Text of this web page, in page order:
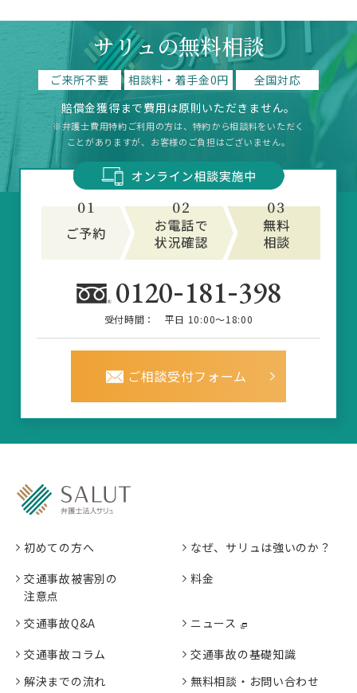
サリュの無料相談
ご来所不要 相談料・着手金0円
全国対応
賠償金獲得まで費用は原則いただきません。
※弁護士費用特約ご利用の方は、特約から相談料をいただく
ことがありますが、お客様のご負担はございません。
0120-181-398
受付時間： 平日 10:00～18:00
ご相談受付フォーム
初めての方へ
なぜ、サリュは強いのか？
交通事故被害別の
注意点
料金
交通事故Q&A
ニュース
交通事故コラム
交通事故の基礎知識
解決までの流れ
無料相談・お問い合わせ